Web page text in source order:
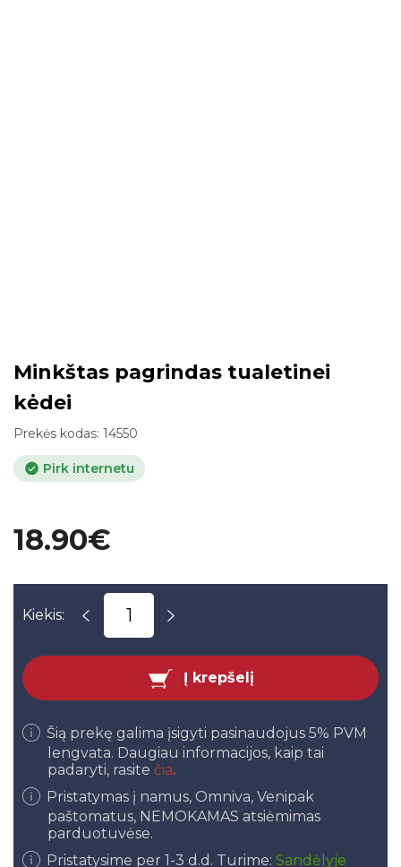
Minkštas pagrindas tualetinei
kėdei
Prekės kodas: 14550
Pirk internetu
18.90€
Kiekis:
Į krepšelį
Šią prekę galima įsigyti pasinaudojus 5% PVM
lengvata. Daugiau informacijos, kaip tai
padaryti, rasite čia.
Pristatymas į namus, Omniva, Venipak
paštomatus, NEMOKAMAS atsiėmimas
parduotuvėse.
Pristatysime per 1-3 d.d. Turime: Sandėlyje